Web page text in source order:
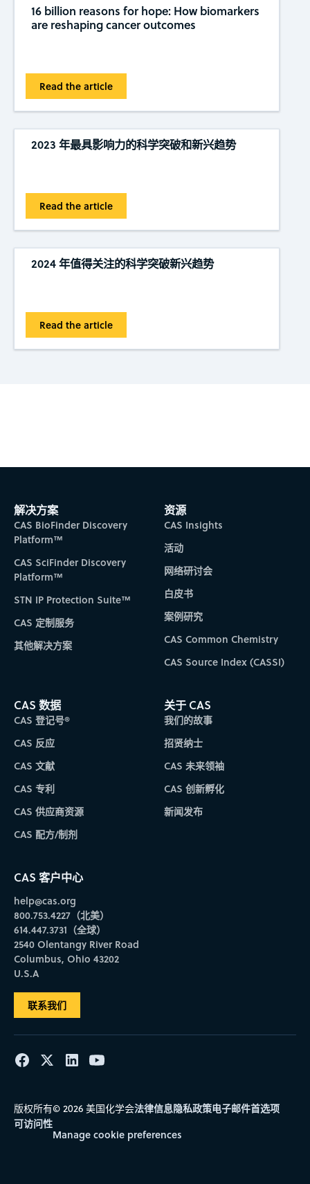
16 billion reasons for hope: How biomarkers
are reshaping cancer outcomes
Read the article
2023 年最具影响力的科学突破和新兴趋势
Read the article
2024 年值得关注的科学突破新兴趋势
Read the article
Subscribe to CAS Insights
解决方案
CAS BioFinder Discovery
Platform™
CAS SciFinder Discovery
Platform™
STN IP Protection Suite™
CAS 定制服务
其他解决方案
资源
CAS Insights
活动
网络研讨会
白皮书
案例研究
CAS Common Chemistry
CAS Source Index (CASSI)
CAS 数据
CAS 登记号®
CAS 反应
CAS 文献
CAS 专利
CAS 供应商资源
CAS 配方/制剂
关于 CAS
我们的故事
招贤纳士
CAS 未来领袖
CAS 创新孵化
新闻发布
CAS 客户中心
help@cas.org
800.753.4227（北美）
614.447.3731（全球）
2540 Olentangy River Road
Columbus, Ohio 43202
U.S.A
联系我们
版权所有© 2026 美国化学会法律信息隐私政策电子邮件首选项
可访问性
Manage cookie preferences